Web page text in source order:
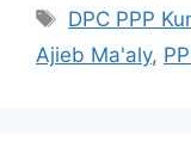
Tag
DPC PPP
Ajieb Ma'aly,